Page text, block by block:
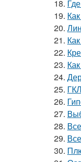
18.
19.
20.
21.
22.
23.
24.
25.
26.
27.
28.
29.
30.